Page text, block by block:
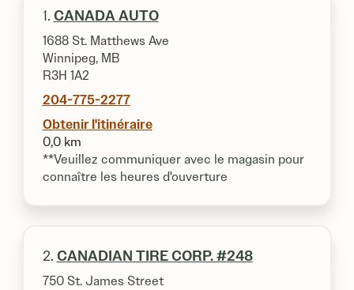
1. CANADA AUTO
1688 St. Matthews Ave
Winnipeg, MB
R3H 1A2
204-775-2277
Obtenir l'itinéraire
0,0 km
**Veuillez communiquer avec le magasin pour
connaître les heures d'ouverture
2. CANADIAN TIRE CORP. #248
750 St. James Street